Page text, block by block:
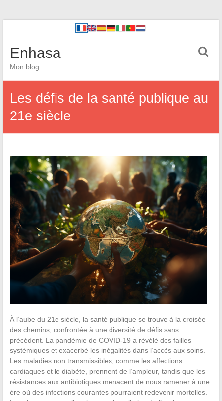
Enhasa
Mon blog
Les défis de la santé publique au
21e siècle
À l’aube du 21e siècle, la santé publique se trouve à la croisée
des chemins, confrontée à une diversité de défis sans
précédent. La pandémie de COVID-19 a révélé des failles
systémiques et exacerbé les inégalités dans l’accès aux soins.
Les maladies non transmissibles, comme les affections
cardiaques et le diabète, prennent de l’ampleur, tandis que les
résistances aux antibiotiques menacent de nous ramener à une
ère où des infections courantes pourraient redevenir mortelles.